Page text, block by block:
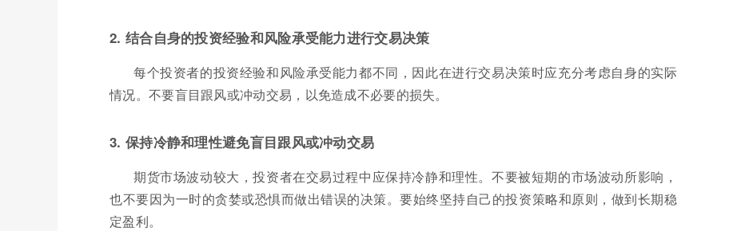
2. 结合自身的投资经验和风险承受能力进行交易决策
每个投资者的投资经验和风险承受能力都不同，因此在进行交易决策时应充分考虑自身的实际
情况。不要盲目跟风或冲动交易，以免造成不必要的损失。
3. 保持冷静和理性避免盲目跟风或冲动交易
期货市场波动较大，投资者在交易过程中应保持冷静和理性。不要被短期的市场波动所影响，
也不要因为一时的贪婪或恐惧而做出错误的决策。要始终坚持自己的投资策略和原则，做到长期稳
定盈利。